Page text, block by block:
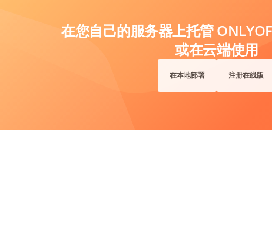
在您自己的服务器上托管
或在云端使用
在本地部署 注册在线版